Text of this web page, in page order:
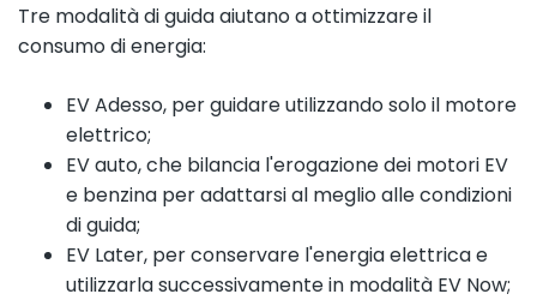
Tre modalità di guida aiutano a ottimizzare il
consumo di energia:
EV Adesso, per guidare utilizzando solo il motore
elettrico;
EV auto, che bilancia l'erogazione dei motori EV
e benzina per adattarsi al meglio alle condizioni
di guida;
EV Later, per conservare l'energia elettrica e
utilizzarla successivamente in modalità EV Now;